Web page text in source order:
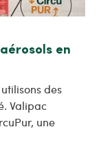
en
des
Valipac
une